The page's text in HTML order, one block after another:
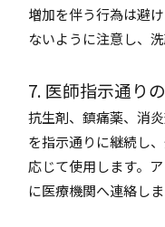
増加を伴う行為は避
ないように注意し、
7. 医師指示通り
抗生剤、鎮痛薬、消
を指示通りに継続し
応じて使用します。
に医療機関へ連絡しま